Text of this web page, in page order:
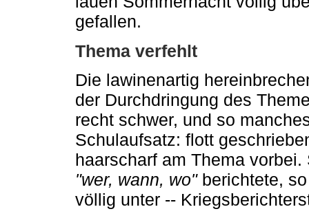
gefallen.
Thema verfehlt
Die lawinenartig
der Durchdringung des
recht schwer, und so
Schulaufsatz: flott
haarscharf am Thema
"wer, wann, wo"berichtete,
völlig unter --